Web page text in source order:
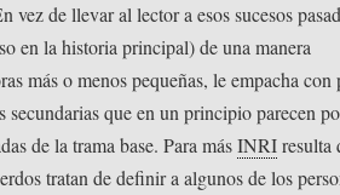
vez de llevar al lector a esos sucesos
en la historia principal) de una manera
más o menos pequeñas, le empacha con
secundarias que en un principio parecen
de la trama base. Para másINRIresulta
tratan de definir a algunos de los